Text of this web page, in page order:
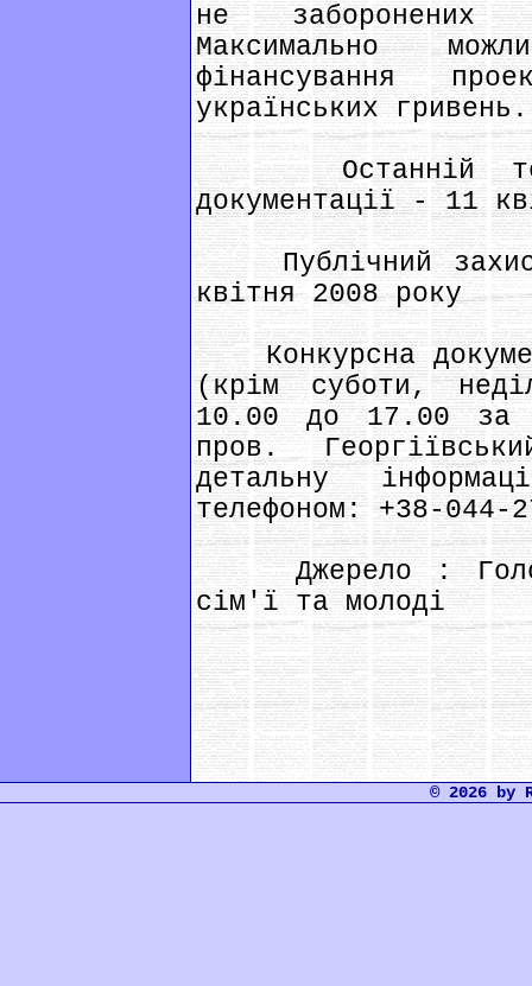
не заборонених
Максимально
фінансування
українських гривень.
Останній
документації - 11
Публічний захист
квітня 2008 року
Конкурсна
(крім суботи,
10.00 до 17.00 за
пров.
детальну
телефоном: +38-044-
Джерело :
сім'ї та молоді
© 2026 by